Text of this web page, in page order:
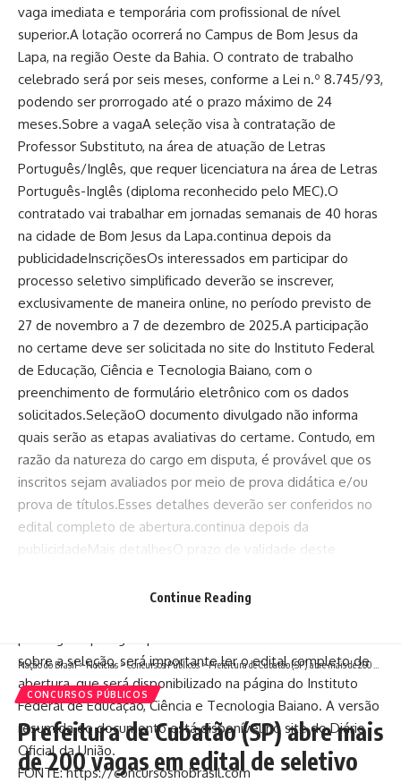
vaga imediata e temporária com profissional de nível
superior.A lotação ocorrerá no Campus de Bom Jesus da
Lapa, na região Oeste da Bahia. O contrato de trabalho
celebrado será por seis meses, conforme a Lei n.º 8.745/93,
podendo ser prorrogado até o prazo máximo de 24
meses.Sobre a vagaA seleção visa à contratação de
Professor Substituto, na área de atuação de Letras
Português/Inglês, que requer licenciatura na área de Letras
Português-Inglês (diploma reconhecido pelo MEC).O
contratado vai trabalhar em jornadas semanais de 40 horas
na cidade de Bom Jesus da Lapa.continua depois da
publicidadeInscriçõesOs interessados em participar do
processo seletivo simplificado deverão se inscrever,
exclusivamente de maneira online, no período previsto de
27 de novembro a 7 de dezembro de 2025.A participação
no certame deve ser solicitada no site do Instituto Federal
de Educação, Ciência e Tecnologia Baiano, com o
preenchimento de formulário eletrônico com os dados
solicitados.SeleçãoO documento divulgado não informa
quais serão as etapas avaliativas do certame. Contudo, em
razão da natureza do cargo em disputa, é provável que os
inscritos sejam avaliados por meio de prova didática e/ou
prova de títulos.Esses detalhes deverão ser conferidos no
edital completo de abertura.continua depois da
publicidadeMais detalhesO prazo de validade deste
partir da data de publicação da homologação do resultado
sobre a seleção, será importante ler o edital completo de
abertura, que será disponibilizado na página do Instituto
Federal de Educação, Ciência e Tecnologia Baiano. A versão
resumida do documento está disponível no site do Diário
Oficial da União.
FONTE: https://concursosnobrasil.com
Continue Reading
Nação do Brasil>Notícias>Concursos Públicos>Prefeitura de Cubatão (SP) abre mais de 200 vagas em edital de seletivo
CONCURSOS PÚBLICOS
Prefeitura de Cubatão (SP) abre mais
de 200 vagas em edital de seletivo